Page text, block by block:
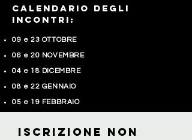
CALENDARIO DEGLI
INCONTRI:
09 e 23 OTTOBRE
06 e 20 NOVEMBRE
04 e 18 DICEMBRE
08 e 22 GENNAIO
05 e 19 FEBBRAIO
IscriZIONE NON